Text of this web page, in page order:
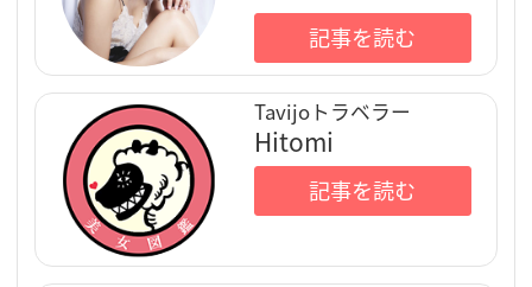
記事を読む
Tavijoトラベラー
Hitomi
記事を読む